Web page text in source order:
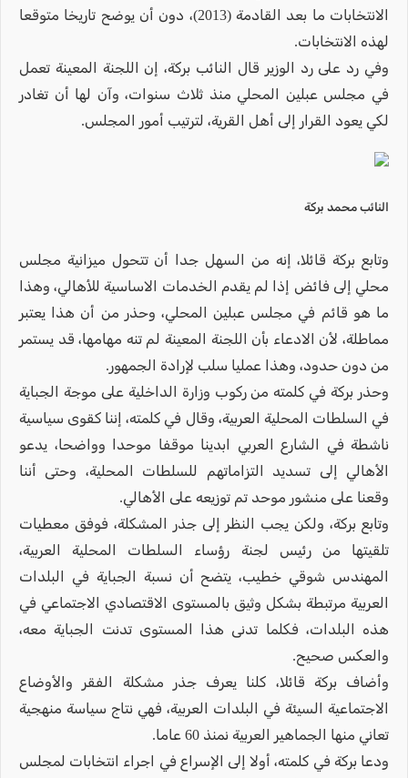
الانتخابات ما بعد القادمة (2013)، دون أن يوضح تاريخا متوقعا
لهذه الانتخابات.
وفي رد على رد الوزير قال النائب بركة، إن اللجنة المعينة تعمل
في مجلس عبلين المحلي منذ ثلاث سنوات، وآن لها أن تغادر
لكي يعود القرار إلى أهل القرية، لترتيب أمور المجلس.
النائب محمد بركة
وتابع بركة قائلا، إنه من السهل جدا أن تتحول ميزانية مجلس
محلي إلى فائض إذا لم يقدم الخدمات الاساسية للأهالي، وهذا
ما هو قائم في مجلس عبلين المحلي، وحذر من أن هذا يعتبر
مماطلة، لأن الادعاء بأن اللجنة المعينة لم تنه مهامها، قد يستمر
من دون حدود، وهذا عمليا سلب لإرادة الجمهور.
وحذر بركة في كلمته من ركوب وزارة الداخلية على موجة الجباية
في السلطات المحلية العربية، وقال في كلمته، إننا كقوى سياسية
ناشطة في الشارع العربي ابدينا موقفا موحدا وواضحا، يدعو
الأهالي إلى تسديد التزاماتهم للسلطات المحلية، وحتى أننا
وقعنا على منشور موحد تم توزيعه على الأهالي.
وتابع بركة، ولكن يجب النظر إلى جذر المشكلة، فوفق معطيات
تلقيتها من رئيس لجنة رؤساء السلطات المحلية العربية،
المهندس شوقي خطيب، يتضح أن نسبة الجباية في البلدات
العربية مرتبطة بشكل وثيق بالمستوى الاقتصادي الاجتماعي في
هذه البلدات، فكلما تدنى هذا المستوى تدنت الجباية معه،
والعكس صحيح.
وأضاف بركة قائلا، كلنا يعرف جذر مشكلة الفقر والأوضاع
الاجتماعية السيئة في البلدات العربية، فهي نتاج سياسة منهجية
تعاني منها الجماهير العربية نمنذ 60 عاما.
ودعا بركة في كلمته، أولا إلى الإسراع في اجراء انتخابات لمجلس